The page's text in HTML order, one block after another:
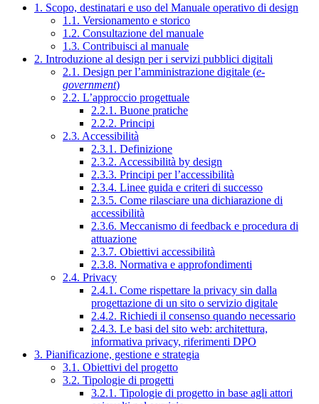
1. Scopo, destinatari e uso del Manuale operativo di design
1.1. Versionamento e storico
1.2. Consultazione del manuale
1.3. Contribuisci al manuale
2. Introduzione al design per i servizi pubblici digitali
2.1. Design per l’amministrazione digitale (e-
government)
2.2. L’approccio progettuale
2.2.1. Buone pratiche
2.2.2. Principi
2.3. Accessibilità
2.3.1. Definizione
2.3.2. Accessibilità by design
2.3.3. Principi per l’accessibilità
2.3.4. Linee guida e criteri di successo
2.3.5. Come rilasciare una dichiarazione di
accessibilità
2.3.6. Meccanismo di feedback e procedura di
attuazione
2.3.7. Obiettivi accessibilità
2.3.8. Normativa e approfondimenti
2.4. Privacy
2.4.1. Come rispettare la privacy sin dalla
progettazione di un sito o servizio digitale
2.4.2. Richiedi il consenso quando necessario
2.4.3. Le basi del sito web: architettura,
informativa privacy, riferimenti DPO
3. Pianificazione, gestione e strategia
3.1. Obiettivi del progetto
3.2. Tipologie di progetti
3.2.1. Tipologie di progetto in base agli attori